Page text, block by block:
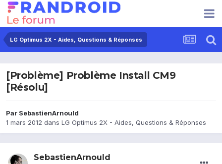
LG Optimus 2X - Aides, Questions & Réponses
[Problème] Problème Install CM9
[Résolu]
Par SebastienArnould
1 mars 2012 dans LG Optimus 2X - Aides, Questions & Réponses
SebastienArnould